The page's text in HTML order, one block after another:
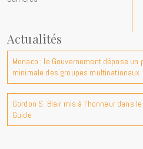
Actualités
Monaco : le Gouvernement dépose
minimale des groupes multinationaux
Gordon S. Blair mis à l'honneur dans
Guide